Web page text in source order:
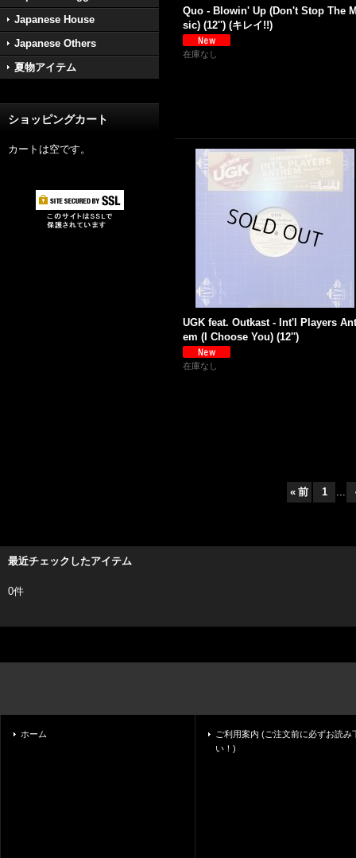
Japanese House
Japanese Others
夏物アイテム
ショッピングカート
カートは空です。
Quo - Blowin' Up (Don't Stop The
sic) (12'') (キレイ!!)
在庫なし
UGK feat. Outkast - Int'l Players
em (I Choose You) (12'')
在庫なし
« 前 1 ...
最近チェックしたアイテム
0件
ホーム
ご利用案内 (ご注文前に必ずお読み
い！)